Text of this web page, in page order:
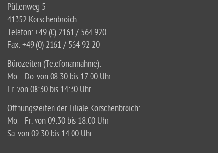
Püllenweg 5
41352 Korschenbroich
Telefon: +49 (0) 2161 / 564 920
Fax: +49 (0) 2161 / 564 92-20
Bürozeiten (Telefonannahme):
Mo. - Do. von 08:30 bis 17:00 Uhr
Fr. von 08:30 bis 14:30 Uhr
Öffnungszeiten der Filiale Korschenbroich:
Mo. - Fr. von 09:30 bis 18:00 Uhr
Sa. von 09:30 bis 14:00 Uhr